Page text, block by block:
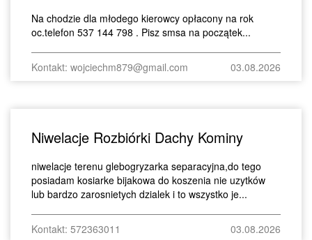
Na chodzie dla młodego kierowcy opłacony na rok
oc.telefon 537 144 798 . Pisz smsa na początek...
Kontakt: wojciechm879@gmail.com 03.08.2026
Niwelacje Rozbiórki Dachy Kominy
niwelacje terenu glebogryzarka separacyjna,do tego
posiadam kosiarke bijakowa do koszenia nie uzytków
lub bardzo zarosnietych dzialek i to wszystko je...
Kontakt: 572363011 03.08.2026